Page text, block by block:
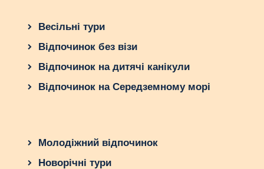
Весільні тури
Відпочинок без візи
Відпочинок на дитячі канікули
Відпочинок на Середземному морі
Молодіжний відпочинок
Новорічні тури